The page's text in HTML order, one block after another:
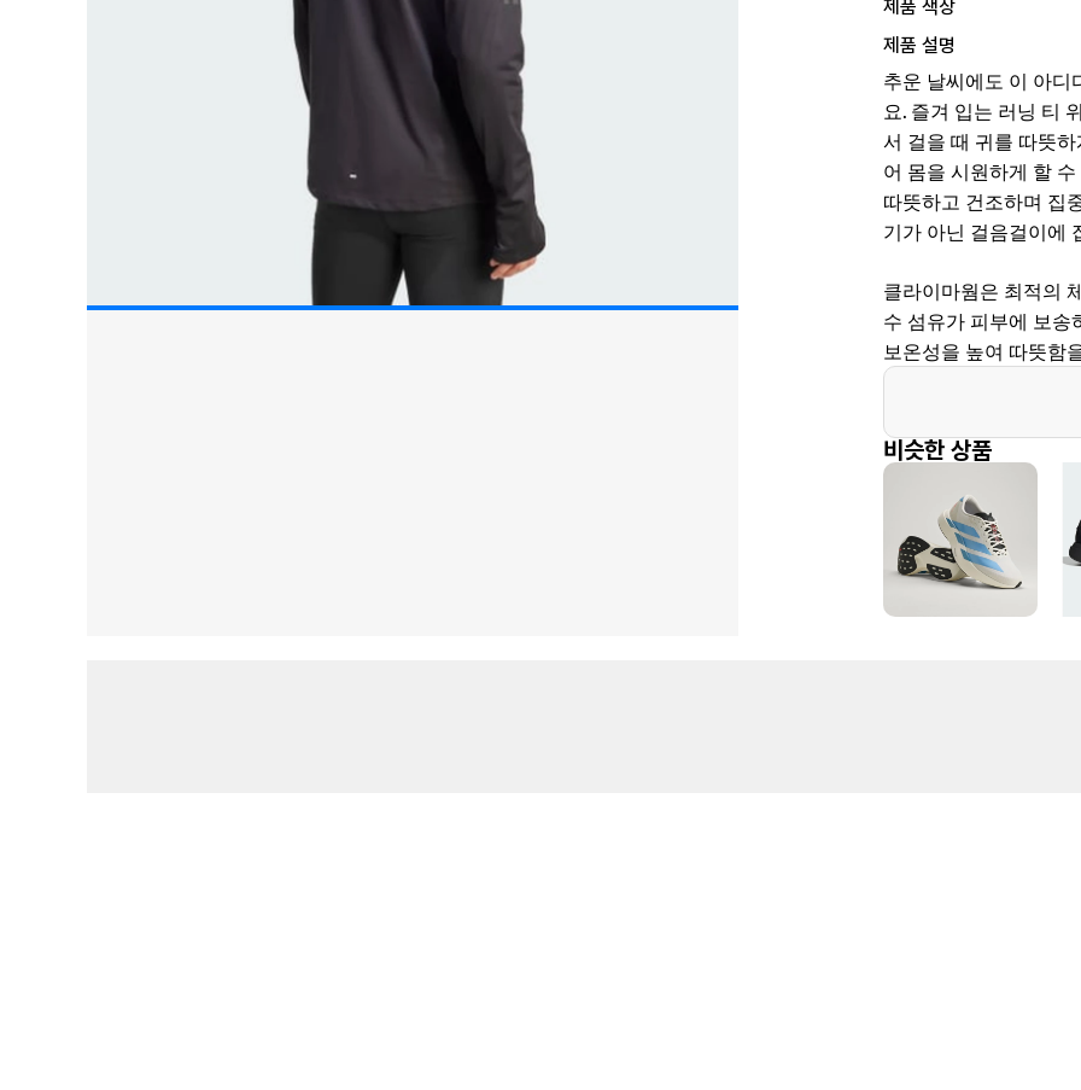
제품 색상
제품 설명
추운 날씨에도 이 아
요. 즐겨 입는 러닝 티
서 걸을 때 귀를 따뜻
어 몸을 시원하게 할
따뜻하고 건조하며 집
기가 아닌 걸음걸이에
클라이마웜은 최적의
수 섬유가 피부에 보
보온성을 높여 따뜻함
비슷한 상품